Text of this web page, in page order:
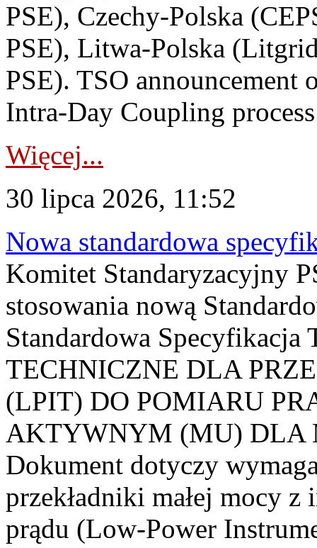
PSE), Czechy-Polska
PSE), Litwa-Polska
PSE). TSO announcement
Intra-Day Coupling
Więcej...
30 lipca 2026, 11:52
Nowa standardowa
Komitet Standaryzacyjny
stosowania nową
Standardowa
TECHNICZNE DLA
(LPIT) DO POMIARU
AKTYWNYM (MU) DLA
Dokument dotyczy
przekładniki małej mocy
prądu (Low-Power